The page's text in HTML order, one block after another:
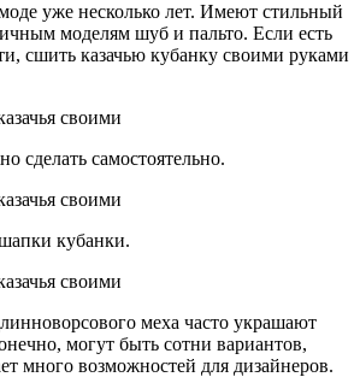
уже несколько лет. Имеют стильный
моделям шуб и пальто. Если есть
сшить казачью кубанку своими руками
сделать самостоятельно.
кубанки.
меха часто украшают
могут быть сотни вариантов,
много возможностей для дизайнеров.